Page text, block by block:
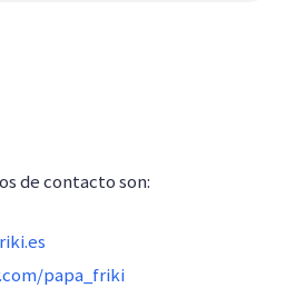
de contacto son:
papa_friki